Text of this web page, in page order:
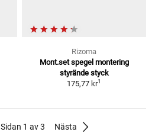
Rizoma
Mont.set spegel montering
styrände styck
175,77 kr1
Sidan 1 av 3 Nästa